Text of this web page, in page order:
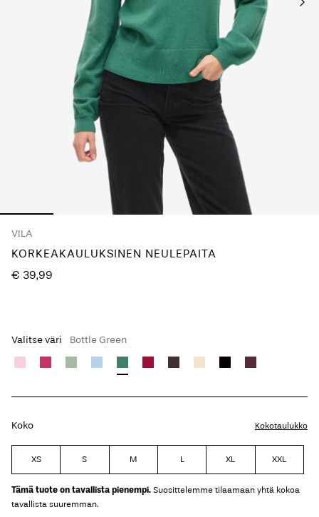
VILA
KORKEAKAULUKSINEN NEULEPAITA
€ 39,99
Valitse väri Bottle Green
Koko Kokotaulukko
XS S M L XL XXL
Tämä tuote on tavallista pienempi. Suosittelemme tilaamaan yhtä kokoa
tavallista suuremman.